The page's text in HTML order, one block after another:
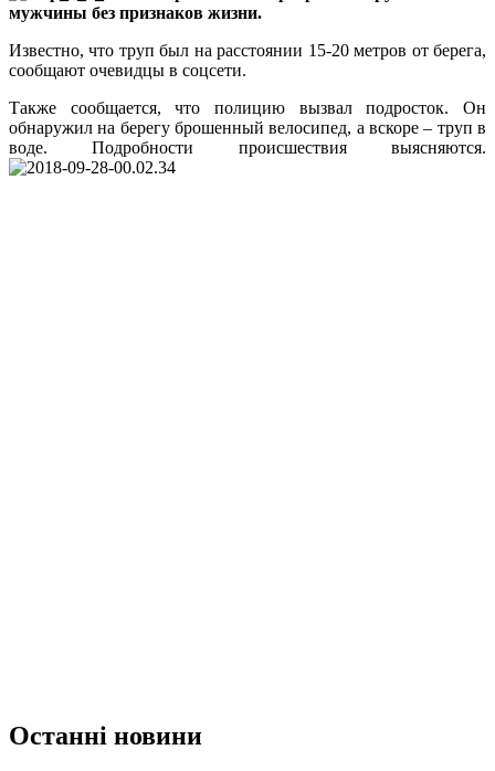
мужчины без признаков жизни.
Известно, что труп был на расстоянии 15-20 метров от берега,
сообщают очевидцы в соцсети.
Также сообщается, что полицию вызвал подросток. Он
обнаружил на берегу брошенный велосипед, а вскоре – труп в
воде. Подробности происшествия выясняются.
Останні новини